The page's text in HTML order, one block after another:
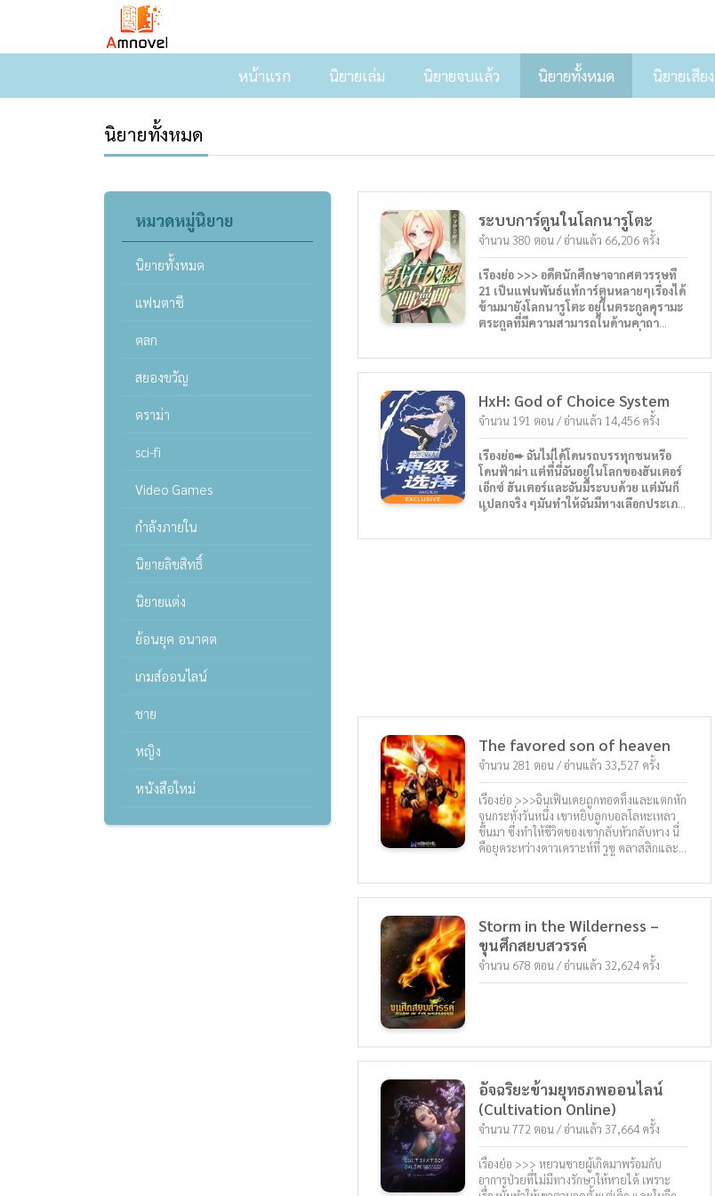
หน้าแรก นิยายเล่ม นิยายจบแล้ว นิยายทั้งหมด นิยายเสียง
นิยายทั้งหมด
หมวดหมู่นิยาย
นิยายทั้งหมด
แฟนตาซี
ตลก
สยองขวัญ
ดราม่า
sci-fi
Video Games
กำลังภายใน
นิยายลิขสิทธิ์
นิยายแต่ง
ย้อนยุค อนาคต
เกมส์ออนไลน์
ชาย
หญิง
หนังสือใหม่
ระบบการ์ตูนในโลกนารูโตะ
จำนวน 380 ตอน / อ่านแล้ว 66,206 ครั้ง
เรื่องย่อ >>> อดีตนักศึกษาจากศตวรรษที่
21 เป็นแฟนพันธ์แท้การ์ตูนหลายๆเรื่องได้
ข้ามมายังโลกนารูโตะ อยู่ในตระกูลคุรามะ
ตระกูลที่มีความสามารถในด้านคาถา
และความโชคร้ายของเขาไม่เพียงแค่มี
ร่างกายที่อ่อนแอกว่าชาวบ้านชาวช่องเขา
มองว่าเขาไม่สามารถเป็นนินจาได้ แต่...ใน
ความโชคร้ายก็มีความโชคดี เมื่อวันหนึ่งจู่ๆ
เขาก็สามารถปลุกระบบการ์ตูนได้โดย
บังเอิญ....ระบบนี้จะช่วยให้เขาแข็งแกร่ง
และมีชีวิตรอดในโลกที่โหดร้ายนี้...............
HxH: God of Choice System
จำนวน 191 ตอน / อ่านแล้ว 14,456 ครั้ง
เรื่องย่อ➨ ฉันไม่ได้โดนรถบรรทุกชนหรือ
โดนฟ้าผ่า แต่ที่นี่ฉันอยู่ในโลกของฮันเตอร์
เอ็กซ์ ฮันเตอร์และฉันมีระบบด้วย แต่มันก็
แปลกจริง ๆมันทำให้ฉันมีทางเลือกประเภท
【 1： ร่วมมือกับกองโจรเงามายา รางวัล:
The favored son of heaven
จำนวน 281 ตอน / อ่านแล้ว 33,527 ครั้ง
เรื่องย่อ >>>ฉินเฟินเคยถูกทอดทิ้งและแตกหัก
จนกระทั่งวันหนึ่ง เขาหยิบลูกบอลโลหะเหลว
ขึ้นมา ซึ่งทำให้ชีวิตของเขากลับหัวกลับหาง นี่
คือยุคระหว่างดาวเคราะห์ที่ วูซู คลาสสิกและ
กช่วยให้ผู้ฝึกฝนสามารถเติบโตได้อย่างทรง
พลังเช่นเดียวกับมังกรและช้างในขณะที่ วูซู
ประหลาดหรือแม้แต่ดับภูเขาไฟที่ปะทุได้ ฉิน
เฟิน ก้าวขึ้นสู่ วูซู แบบคลาสสิกและสมัยใหม่
แต่ไม่ได้เป็นทั้งคู่ ด้วยการผสมผสานระหว่างวู
ซูคลาสสิกและเทคโนโลยีสมัยใหม่เข้าด้วยกัน
Storm in the Wilderness –
ขุนศึกสยบสวรรค์
จำนวน 678 ตอน / อ่านแล้ว 32,624 ครั้ง
อัจฉริยะข้ามยุทธภพออนไลน์
(Cultivation Online)
จำนวน 772 ตอน / อ่านแล้ว 37,664 ครั้ง
เรื่องย่อ >>> หยวนชายผู้เกิดมาพร้อมกับ
อาการป่วยที่ไม่มีทางรักษาให้หายได้ เพราะ